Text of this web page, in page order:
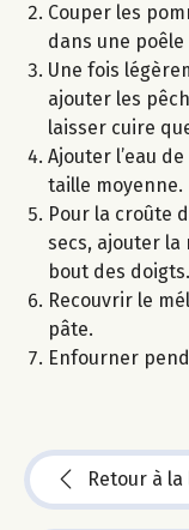
Couper les
dans une
Une fois
ajouter les
laisser cuire
Ajouter l’eau
taille moyenne.
Pour la croûte
secs, ajouter
bout des doigts.
Recouvrir le
pâte.
Enfourner
Retour à la